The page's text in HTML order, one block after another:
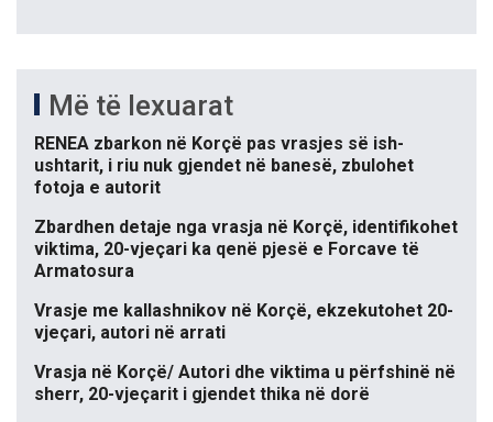
Më të lexuarat
RENEA zbarkon në Korçë pas vrasjes së ish-
ushtarit, i riu nuk gjendet në banesë, zbulohet
fotoja e autorit
Zbardhen detaje nga vrasja në Korçë, identifikohet
viktima, 20-vjeçari ka qenë pjesë e Forcave të
Armatosura
Vrasje me kallashnikov në Korçë, ekzekutohet 20-
vjeçari, autori në arrati
Vrasja në Korçë/ Autori dhe viktima u përfshinë në
sherr, 20-vjeçarit i gjendet thika në dorë